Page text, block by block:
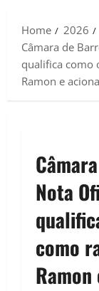
Home
2026
Câmara de
qualifica como
Ramon e
Nota
como